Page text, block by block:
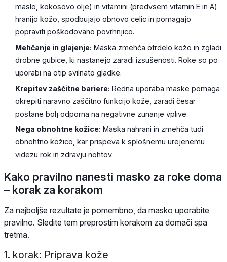
maslo, kokosovo olje) in vitamini (predvsem vitamin E in A)
hranijo kožo, spodbujajo obnovo celic in pomagajo
popraviti poškodovano povrhnjico.
Mehčanje in glajenje: Maska zmehča otrdelo kožo in zgladi
drobne gubice, ki nastanejo zaradi izsušenosti. Roke so po
uporabi na otip svilnato gladke.
Krepitev zaščitne bariere: Redna uporaba maske pomaga
okrepiti naravno zaščitno funkcijo kože, zaradi česar
postane bolj odporna na negativne zunanje vplive.
Nega obnohtne kožice: Maska nahrani in zmehča tudi
obnohtno kožico, kar prispeva k splošnemu urejenemu
videzu rok in zdravju nohtov.
Kako pravilno nanesti masko za roke doma
– korak za korakom
Za najboljše rezultate je pomembno, da masko uporabite
pravilno. Sledite tem preprostim korakom za domači spa
tretma.
1. korak: Priprava kože